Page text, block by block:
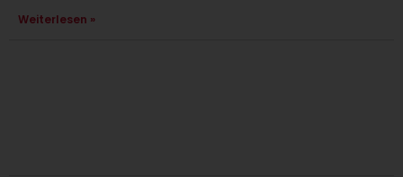
Weiterlesen »